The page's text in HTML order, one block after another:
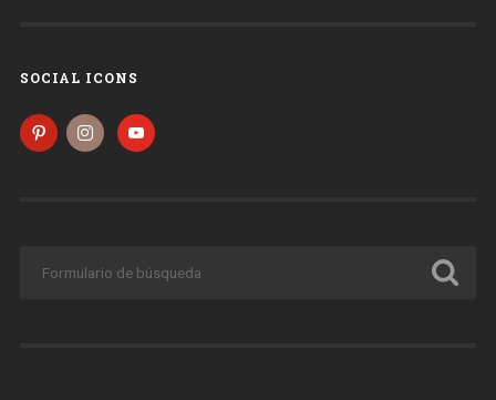
SOCIAL ICONS